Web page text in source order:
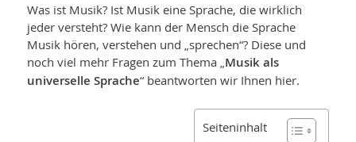
Was ist Musik? Ist Musik eine Sprache, die wirklich
jeder versteht? Wie kann der Mensch die Sprache
Musik hören, verstehen und „sprechen“? Diese und
noch viel mehr Fragen zum Thema „ Musik als
universelle Sprache“ beantworten wir Ihnen hier.
Seiteninhalt